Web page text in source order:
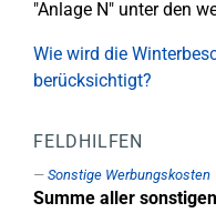
"Anlage N" unter den
Wie wird die
berücksichtigt?
FELDHILFEN
Sonstige Werbungskosten
Summe aller